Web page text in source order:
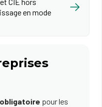
en mode
obligatoire pour les